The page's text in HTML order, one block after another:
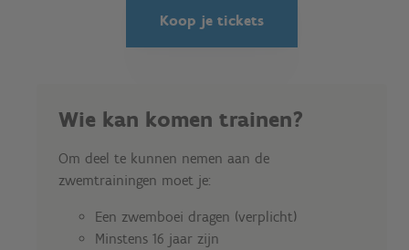
Koop je tickets
Wie kan komen trainen?
Om deel te kunnen nemen aan de
zwemtrainingen moet je:
Een zwemboei dragen (verplicht)
Minstens 16 jaar zijn